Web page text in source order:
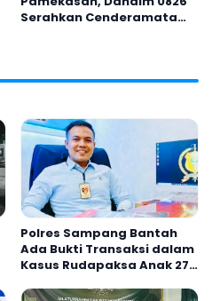
Serahkan Cenderamata
Polres Sampang Bantah
Ada Bukti Transaksi dalam
Kasus Rudapaksa Anak 27